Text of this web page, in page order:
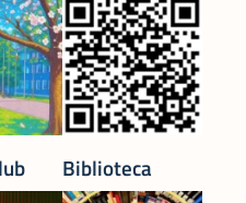
Biblioteca